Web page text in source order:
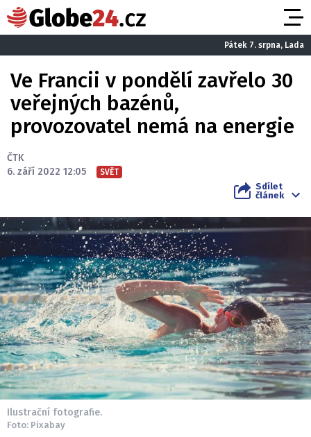
Pátek 7. srpna, Lada
Ve Francii v pondělí zavřelo 30
veřejných bazénů,
provozovatel nemá na energie
ČTK
6. září 2022 12:05
SVĚT
Sdílet
článek
Ilustrační fotografie.
Foto: Pixabay